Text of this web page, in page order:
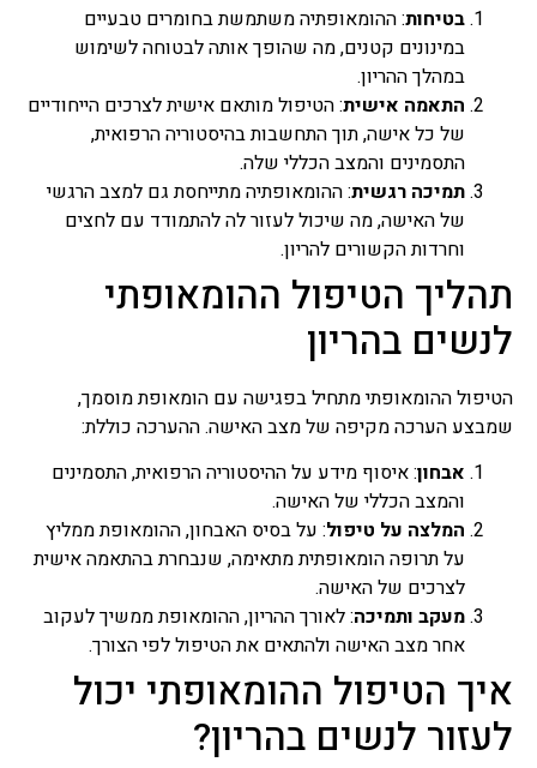
הנפשי וכל שינוי בו חשוב לא
פחות מהרובד הרפואי, טיפול
בפרחי באך או יותר נכון, לרוב
באך ולפעמים ניתן גם לומר
טיפות פרחי באך. השימוש
לטפל בעיקר בבעיות קשב
וריכוז, היפר אקטיביות, מתחים
וחרדות, בעיות פוסט
בטיחות: ההומאופתיה משתמשת בחומרים טבעיים
במינונים קטנים, מה שהופך אותה לבטוחה לשימוש
במהלך ההריון.
התאמה אישית: הטיפול מותאם אישית לצרכים הייחודיים
של כל אישה, תוך התחשבות בהיסטוריה הרפואית,
התסמינים והמצב הכללי שלה.
תמיכה רגשית: ההומאופתיה מתייחסת גם למצב הרגשי
של האישה, מה שיכול לעזור לה להתמודד עם לחצים
וחרדות הקשורים להריון.
תהליך הטיפול ההומאופתי
לנשים בהריון
הטיפול ההומאופתי מתחיל בפגישה עם הומאופת מוסמך,
שמבצע הערכה מקיפה של מצב האישה. ההערכה כוללת:
אבחון: איסוף מידע על ההיסטוריה הרפואית, התסמינים
והמצב הכללי של האישה.
המלצה על טיפול: על בסיס האבחון, ההומאופת ממליץ
על תרופה הומאופתית מתאימה, שנבחרת בהתאמה אישית
לצרכים של האישה.
מעקב ותמיכה: לאורך ההריון, ההומאופת ממשיך לעקוב
אחר מצב האישה ולהתאים את הטיפול לפי הצורך.
איך הטיפול ההומאופתי יכול
לעזור לנשים בהריון?